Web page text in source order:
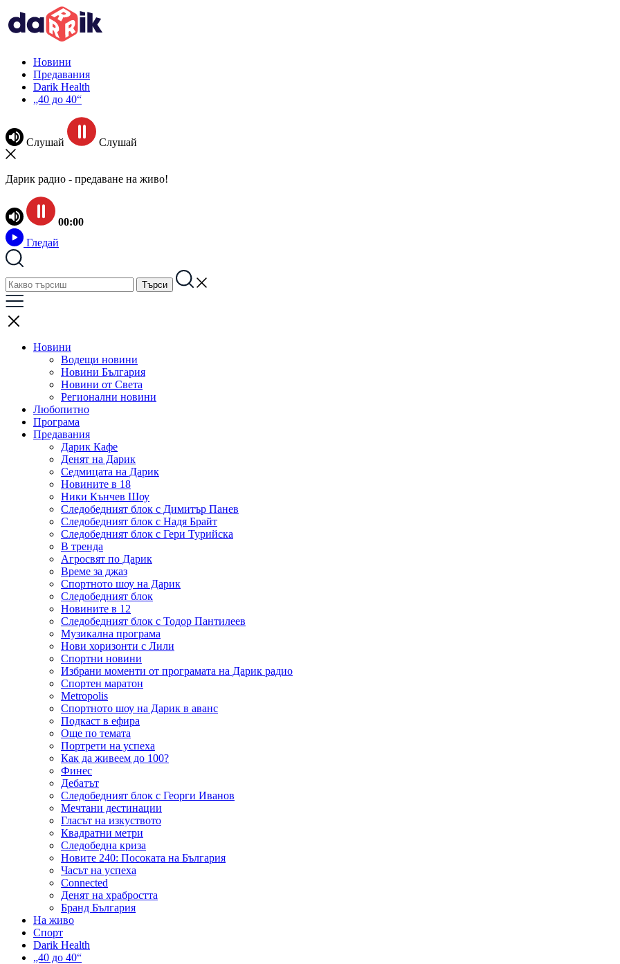
Новини
Предавания
Darik Health
„40 до 40“
Слушай Слушай
Дарик радио - предаване на живо!
00:00
Гледай
Новини
Водещи новини
Новини България
Новини от Света
Регионални новини
Любопитно
Програма
Предавания
Дарик Кафе
Денят на Дарик
Седмицата на Дарик
Новините в 18
Ники Кънчев Шоу
Следобедният блок с Димитър Панев
Следобедният блок с Надя Брайт
Следобедният блок с Гери Турийска
В тренда
Агросвят по Дарик
Време за джаз
Спортното шоу на Дарик
Следобедният блок
Новините в 12
Следобедният блок с Тодор Пантилеев
Музикална програма
Нови хоризонти с Лили
Спортни новини
Избрани моменти от програмата на Дарик радио
Спортен маратон
Metropolis
Спортното шоу на Дарик в аванс
Подкаст в ефира
Още по темата
Портрети на успеха
Как да живеем до 100?
Финес
Дебатът
Следобедният блок с Георги Иванов
Мечтани дестинации
Гласът на изкуството
Квадратни метри
Следобедна криза
Новите 240: Посоката на България
Часът на успеха
Connected
Денят на храбростта
Бранд България
На живо
Спорт
Darik Health
„40 до 40“